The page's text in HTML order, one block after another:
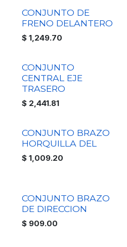
CONJUNTO DE
FRENO DELANTERO
$ 1,249.70
CONJUNTO
CENTRAL EJE
TRASERO
$ 2,441.81
CONJUNTO BRAZO
HORQUILLA DEL
$ 1,009.20
CONJUNTO BRAZO
DE DIRECCION
$ 909.00